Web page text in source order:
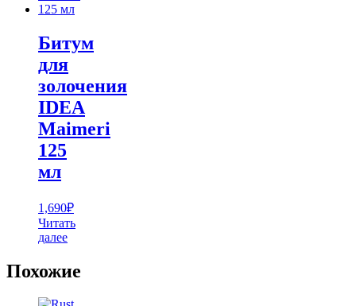
Битум
для
золочения
IDEA
Maimeri
125
мл
1,690₽
Читать
далее
Похожие